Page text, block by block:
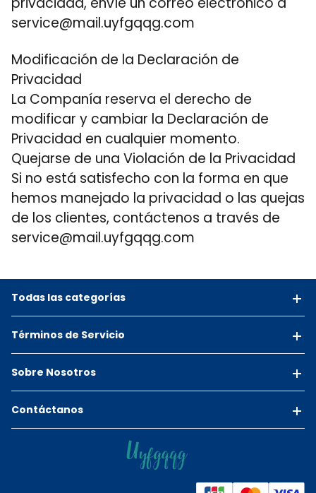
service@mail.uyfgqqg.com
Modificación de la Declaración de
Privacidad
La Companía reserva el derecho de
modificar y cambiar la Declaración de
Privacidad en cualquier momento.
Quejarse de una Violación de la Privacidad
Si no está satisfecho con la forma en que
hemos manejado la privacidad o las quejas
de los clientes, contáctenos a través de
service@mail.uyfgqqg.com
Todas las categorías
Términos de Servicio
Sobre Nosotros
Contáctanos